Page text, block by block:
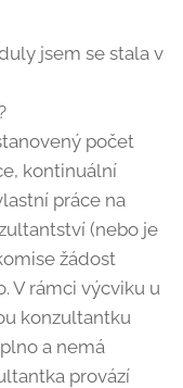
jsem se stala v
počet
kontinuální
práce na
(nebo je
žádost
V rámci výcviku u
konzultantku
a nemá
provází